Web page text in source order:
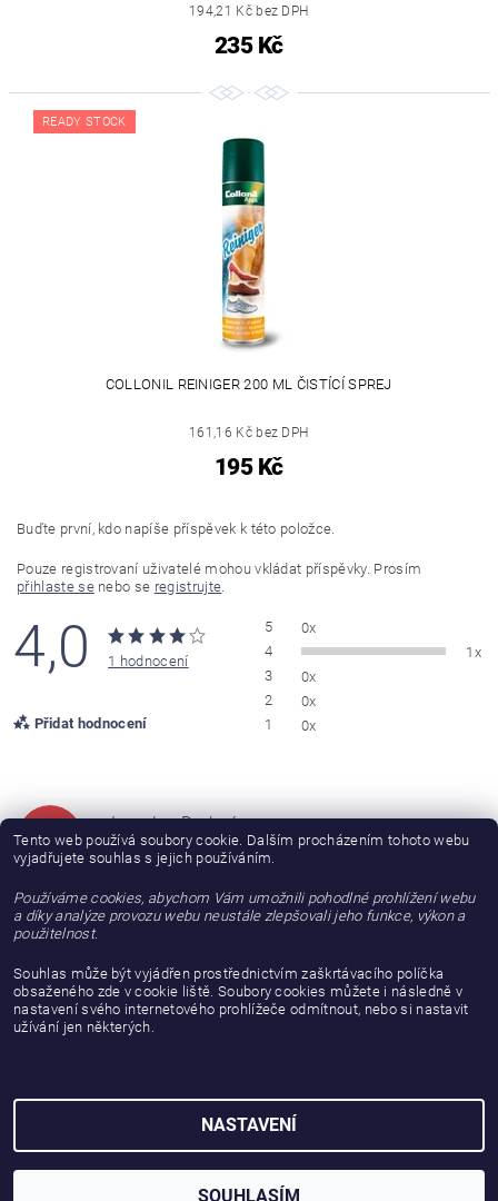
194,21 Kč bez DPH
235 Kč
READY STOCK
COLLONIL REINIGER 200 ML ČISTÍCÍ SPREJ
161,16 Kč bez DPH
195 Kč
Buďte první, kdo napíše příspěvek k této položce.
Pouze registrovaní uživatelé mohou vkládat příspěvky. Prosím
přihlaste senebo se registrujte.
4,0 1 hodnocení
Přidat hodnocení
5
0x
4
1x
3
0x
2
0x
1
0x
JD
Jaroslav Drobný
| 26.5.2025
S produktem ,s jeho kvalitou jsem spokojen,ale dodací lhůta příliš
dlouhá!
2026 © gattanera.com, všechna práva vyhrazena
Vytvořil Shoptet
Tento web používá soubory cookie. Dalším procházením tohoto webu
vyjadřujete souhlas s jejich používáním.
Používáme cookies, abychom Vám umožnili pohodlné prohlížení webu
a díky analýze provozu webu neustále zlepšovali jeho funkce, výkon a
použitelnost.
Souhlas může být vyjádřen prostřednictvím zaškrtávacího políčka
obsaženého zde v cookie liště. Soubory cookies můžete i následně v
nastavení svého internetového prohlížeče odmítnout, nebo si nastavit
užívání jen některých.
NASTAVENÍ
SOUHLASÍM